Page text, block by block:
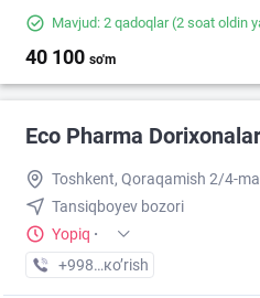
Mavjud: 2 qadoqlar(2 soat oldin
40 100 so'm
Eco Pharma
Toshkent, Qoraqamish 2/4-
Tansiqboyev bozori
Yopiq ·
+998 (99) XXX-XX-XX
кo’rish